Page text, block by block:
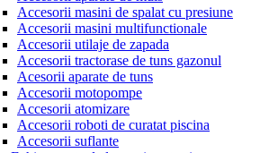
Accesorii masini de spalat cu presiune
Accesorii masini multifunctionale
Accesorii utilaje de zapada
Accesorii tractorase de tuns gazonul
Acesorii aparate de tuns
Accesorii motopompe
Accesorii atomizare
Accesorii roboti de curatat piscina
Accesorii suflante